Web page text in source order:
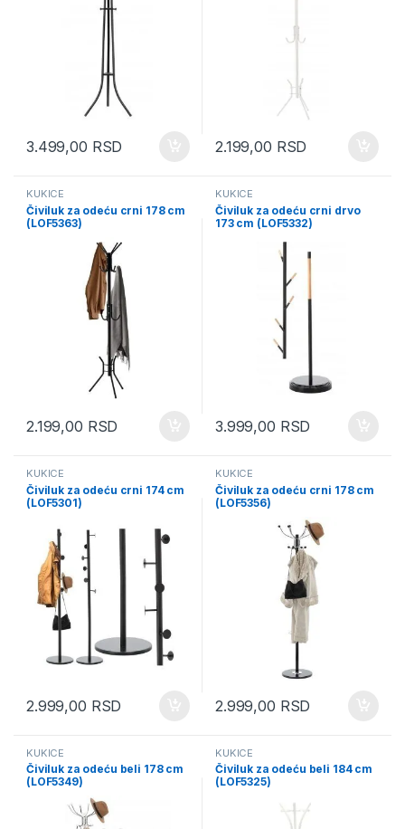
3.499,00 RSD 2.199,00 RSD
KUKICE
Čiviluk za odeću crni 178 cm
(LOF5363)
2.199,00 RSD
KUKICE
Čiviluk za odeću crni drvo
173 cm (LOF5332)
3.999,00 RSD
KUKICE
Čiviluk za odeću crni 174 cm
(LOF5301)
2.999,00 RSD
KUKICE
Čiviluk za odeću crni 178 cm
(LOF5356)
2.999,00 RSD
KUKICE
Čiviluk za odeću beli 178 cm
(LOF5349)
KUKICE
Čiviluk za odeću beli 184 cm
(LOF5325)